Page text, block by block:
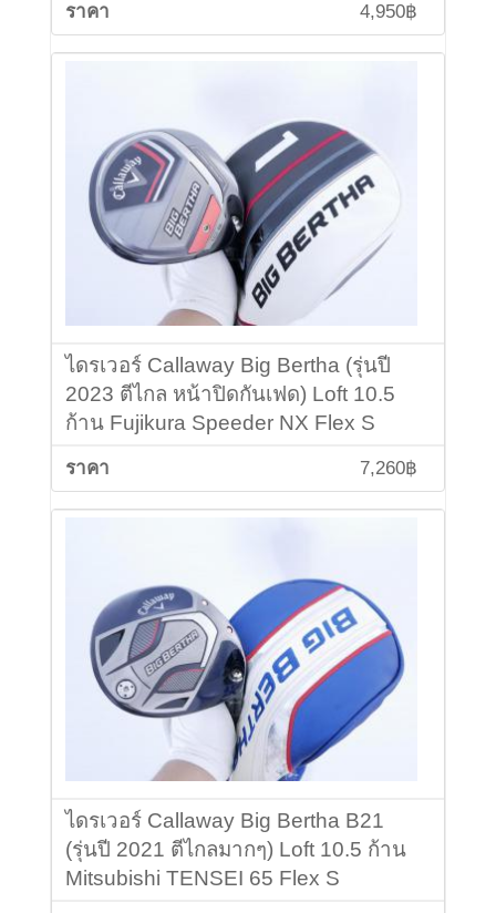
4,950฿
ไดรเวอร์ Callaway Big Bertha (รุ่นปี
2023 ตีไกล หน้าปิดกันเฟด) Loft 10.5
ก้าน Fujikura Speeder NX Flex S
7,260฿
ไดรเวอร์ Callaway Big Bertha B21
(รุ่นปี 2021 ตีไกลมากๆ) Loft 10.5 ก้าน
Mitsubishi TENSEI 65 Flex S